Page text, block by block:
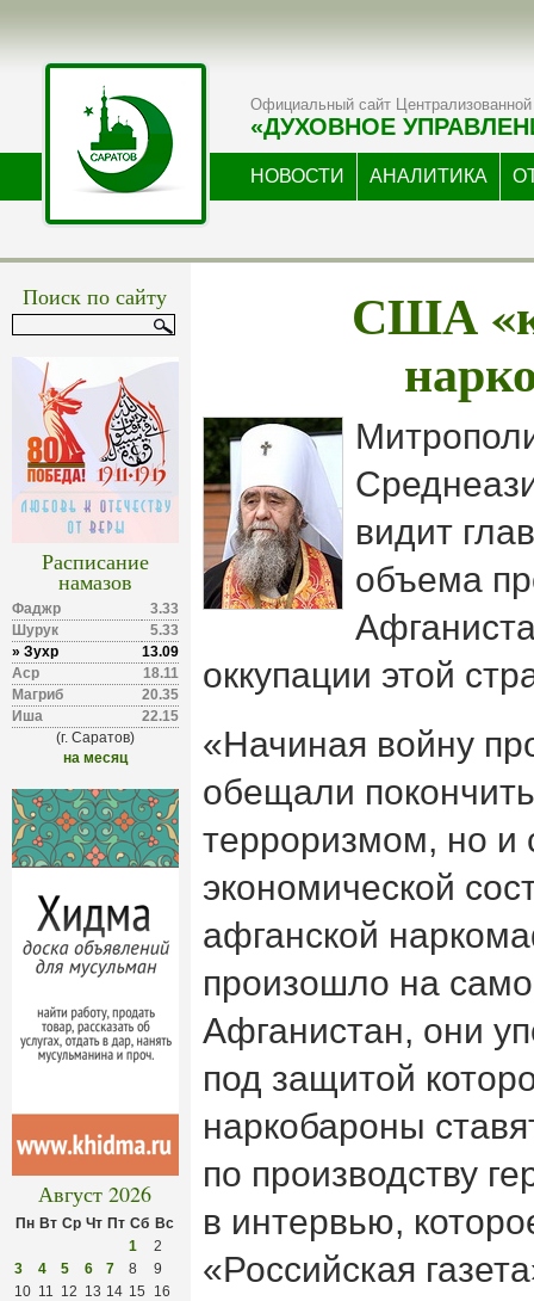
Официальный сайт Централизованной
«ДУХОВНОЕ
НОВОСТИ АНАЛИТИКА
Поиск по сайту
Расписание
намазов
Фаджр
3.33
Шурук
5.33
» Зухр
13.09
Аср
18.11
Магриб
20.35
Иша
22.15
(г. Саратов)
на месяц
Август 2026
Пн Вт Ср Чт Пт Сб Вс
1
2
3
4 5 6 7 8
9
10 11 12 13 14 15
16
США
видит
объема
оккупации этой
«Начиная войну
обещали
терроризмом, но и
экономической
афганской
произошло на
Афганистан, они
под защитой
наркобароны
по производству
в интервью,
«Российская